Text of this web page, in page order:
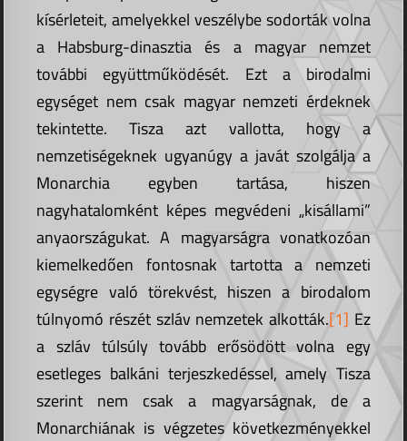
kísérleteit, amelyekkel veszélybe sodorták volna
a Habsburg-dinasztia és a magyar nemzet
további együttműködését. Ezt a birodalmi
egységet nem csak magyar nemzeti érdeknek
tekintette. Tisza azt vallotta, hogy a
nemzetiségeknek ugyanúgy a javát szolgálja a
Monarchia egyben tartása, hiszen
nagyhatalomként képes megvédeni „kisállami”
anyaországukat. A magyarságra vonatkozóan
kiemelkedően fontosnak tartotta a nemzeti
egységre való törekvést, hiszen a birodalom
túlnyomó részét szláv nemzetek alkották.[1] Ez
a szláv túlsúly tovább erősödött volna egy
esetleges balkáni terjeszkedéssel, amely Tisza
szerint nem csak a magyarságnak, de a
Monarchiának is végzetes következményekkel